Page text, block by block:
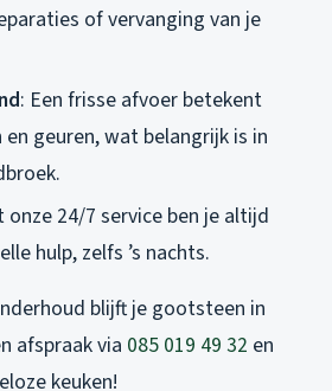
of vervanging van je
: Een frisse afvoer betekent
geuren, wat belangrijk is in
onze 24/7 service ben je altijd
hulp, zelfs ’s nachts.
blijft je gootsteen in
afspraak via 085 019 49 32 en
keuken!